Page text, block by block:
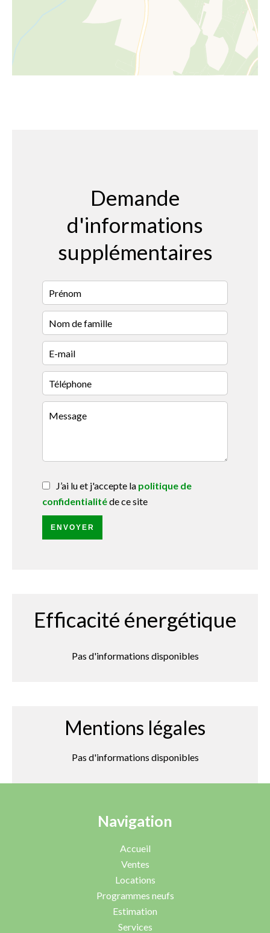
Demande
d'informations
supplémentaires
J’ai lu et j'accepte la politique de
confidentialitéde ce site
ENVOYER
Efficacité énergétique
Pas d'informations disponibles
Mentions légales
Pas d'informations disponibles
Navigation
Accueil
Ventes
Locations
Programmes neufs
Estimation
Services